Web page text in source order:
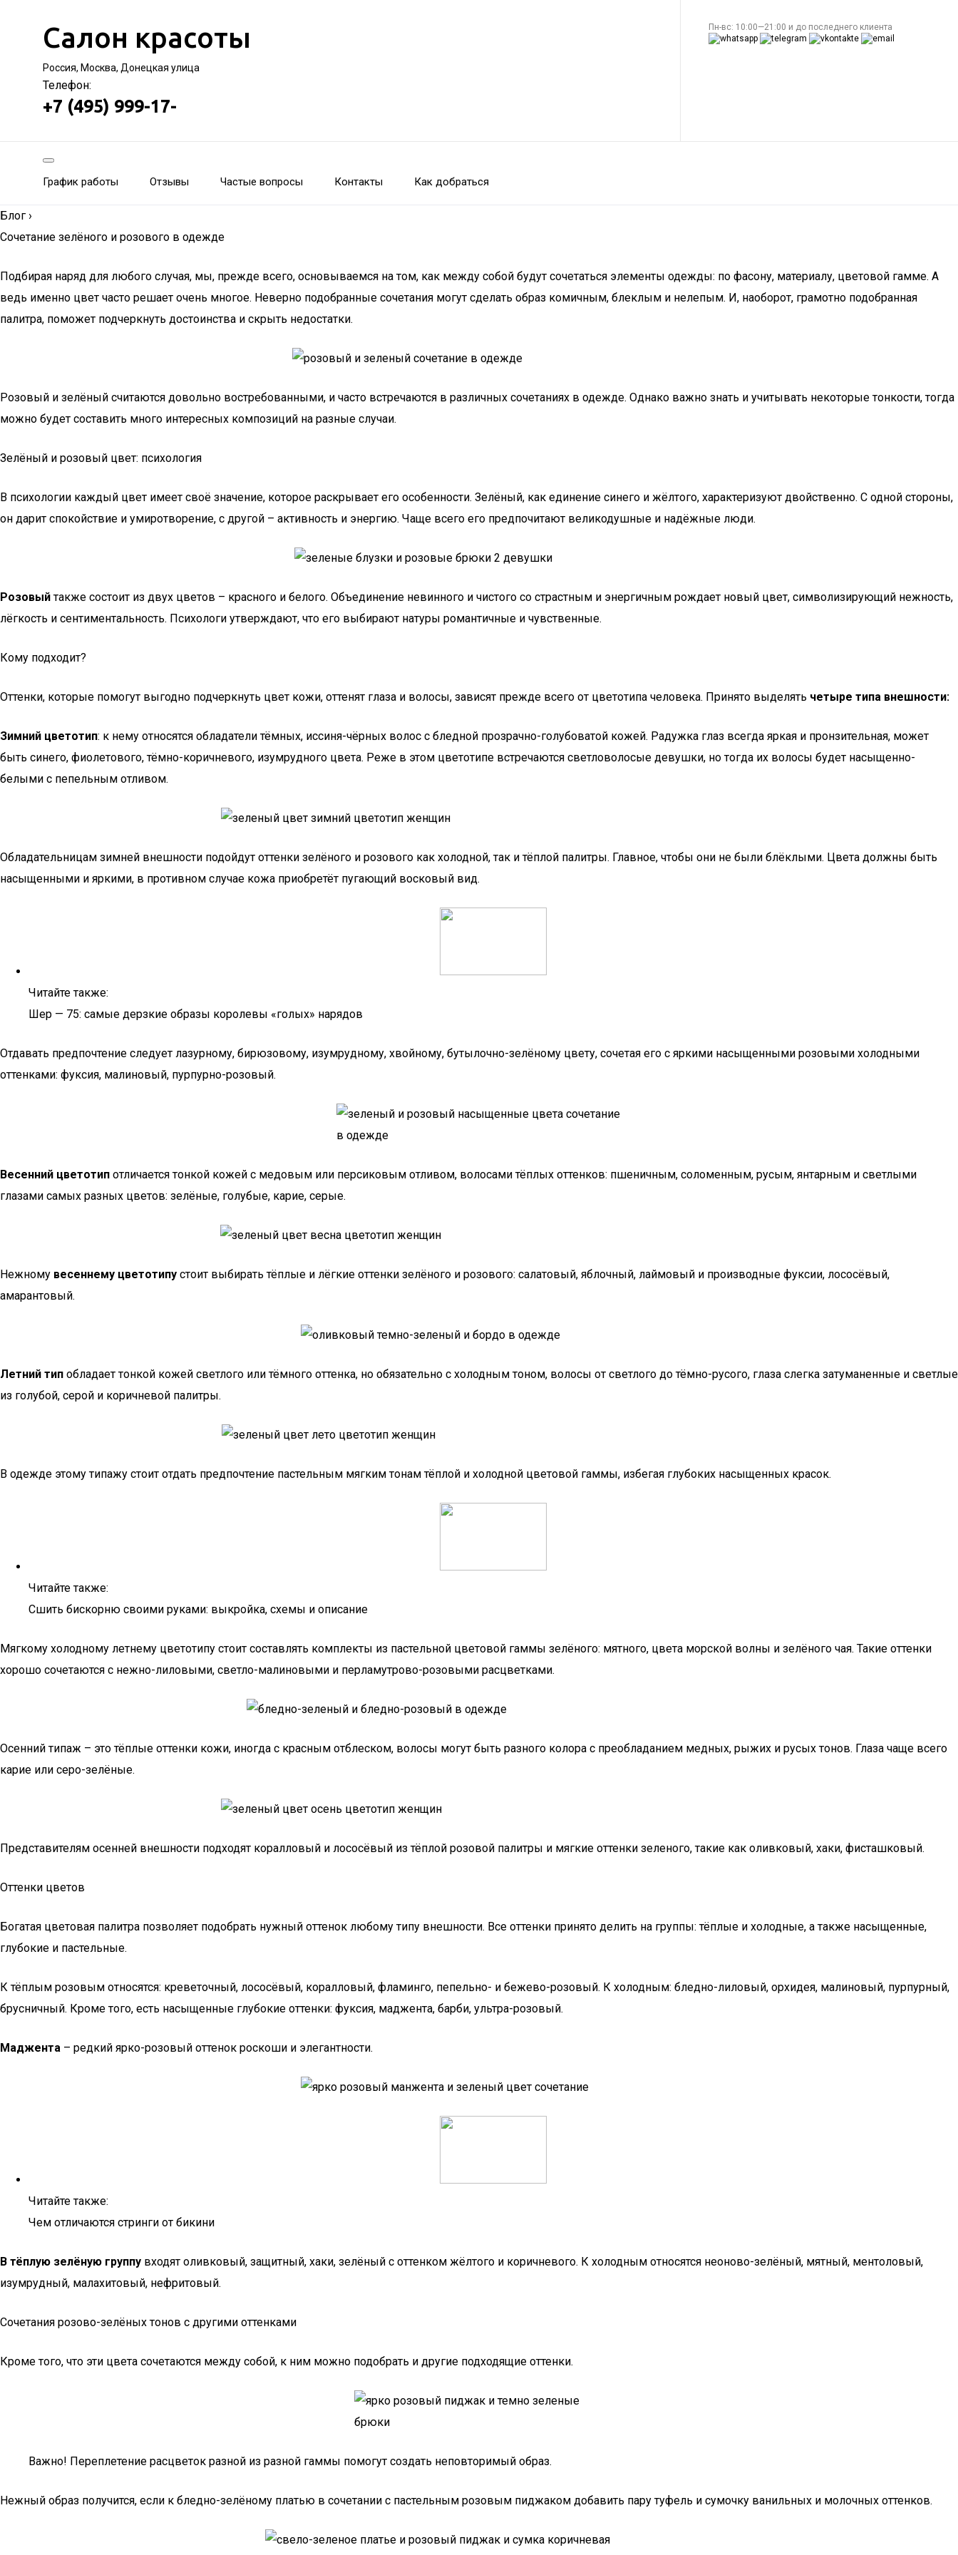
Салон красоты
Россия, Москва, Донецкая улица
Телефон:
+7 (495) 999-17-
Пн-вс: 10:00—21:00 и до последнего клиента
График работы Отзывы Частые вопросы Контакты Как добраться
Блог ›
Сочетание зелёного и розового в одежде
Подбирая наряд для любого случая, мы, прежде всего, основываемся на том, как между собой будут сочетаться элементы одежды: по фасону, материалу, цветовой гамме. А
ведь именно цвет часто решает очень многое. Неверно подобранные сочетания могут сделать образ комичным, блеклым и нелепым. И, наоборот, грамотно подобранная
палитра, поможет подчеркнуть достоинства и скрыть недостатки.
Розовый и зелёный считаются довольно востребованными, и часто встречаются в различных сочетаниях в одежде. Однако важно знать и учитывать некоторые тонкости, тогда
можно будет составить много интересных композиций на разные случаи.
Зелёный и розовый цвет: психология
В психологии каждый цвет имеет своё значение, которое раскрывает его особенности. Зелёный, как единение синего и жёлтого, характеризуют двойственно. С одной стороны,
он дарит спокойствие и умиротворение, с другой – активность и энергию. Чаще всего его предпочитают великодушные и надёжные люди.
Розовыйтакже состоит из двух цветов – красного и белого. Объединение невинного и чистого со страстным и энергичным рождает новый цвет, символизирующий нежность,
лёгкость и сентиментальность. Психологи утверждают, что его выбирают натуры романтичные и чувственные.
Кому подходит?
Оттенки, которые помогут выгодно подчеркнуть цвет кожи, оттенят глаза и волосы, зависят прежде всего от цветотипа человека. Принято выделять четыре типа внешности:
Зимний цветотип: к нему относятся обладатели тёмных, иссиня-чёрных волос с бледной прозрачно-голубоватой кожей. Радужка глаз всегда яркая и пронзительная, может
быть синего, фиолетового, тёмно-коричневого, изумрудного цвета. Реже в этом цветотипе встречаются светловолосые девушки, но тогда их волосы будет насыщенно-
белыми с пепельным отливом.
Обладательницам зимней внешности подойдут оттенки зелёного и розового как холодной, так и тёплой палитры. Главное, чтобы они не были блёклыми. Цвета должны быть
насыщенными и яркими, в противном случае кожа приобретёт пугающий восковый вид.
Читайте также:
Шер — 75: самые дерзкие образы королевы «голых» нарядов
Отдавать предпочтение следует лазурному, бирюзовому, изумрудному, хвойному, бутылочно-зелёному цвету, сочетая его с яркими насыщенными розовыми холодными
оттенками: фуксия, малиновый, пурпурно-розовый.
Весенний цветотип отличается тонкой кожей с медовым или персиковым отливом, волосами тёплых оттенков: пшеничным, соломенным, русым, янтарным и светлыми
глазами самых разных цветов: зелёные, голубые, карие, серые.
Нежному весеннему цветотипу стоит выбирать тёплые и лёгкие оттенки зелёного и розового: салатовый, яблочный, лаймовый и производные фуксии, лососёвый,
амарантовый.
Летний тип обладает тонкой кожей светлого или тёмного оттенка, но обязательно с холодным тоном, волосы от светлого до тёмно-русого, глаза слегка затуманенные и светлые
из голубой, серой и коричневой палитры.
В одежде этому типажу стоит отдать предпочтение пастельным мягким тонам тёплой и холодной цветовой гаммы, избегая глубоких насыщенных красок.
Читайте также:
Сшить бискорню своими руками: выкройка, схемы и описание
Мягкому холодному летнему цветотипу стоит составлять комплекты из пастельной цветовой гаммы зелёного: мятного, цвета морской волны и зелёного чая. Такие оттенки
хорошо сочетаются с нежно-лиловыми, светло-малиновыми и перламутрово-розовыми расцветками.
Осенний типаж – это тёплые оттенки кожи, иногда с красным отблеском, волосы могут быть разного колора с преобладанием медных, рыжих и русых тонов. Глаза чаще всего
карие или серо-зелёные.
Представителям осенней внешности подходят коралловый и лососёвый из тёплой розовой палитры и мягкие оттенки зеленого, такие как оливковый, хаки, фисташковый.
Оттенки цветов
Богатая цветовая палитра позволяет подобрать нужный оттенок любому типу внешности. Все оттенки принято делить на группы: тёплые и холодные, а также насыщенные,
глубокие и пастельные.
К тёплым розовым относятся: креветочный, лососёвый, коралловый, фламинго, пепельно- и бежево-розовый. К холодным: бледно-лиловый, орхидея, малиновый, пурпурный,
брусничный. Кроме того, есть насыщенные глубокие оттенки: фуксия, маджента, барби, ультра-розовый.
Маджента – редкий ярко-розовый оттенок роскоши и элегантности.
Читайте также:
Чем отличаются стринги от бикини
В тёплую зелёную группу входят оливковый, защитный, хаки, зелёный с оттенком жёлтого и коричневого. К холодным относятся неоново-зелёный, мятный, ментоловый,
изумрудный, малахитовый, нефритовый.
Сочетания розово-зелёных тонов с другими оттенками
Кроме того, что эти цвета сочетаются между собой, к ним можно подобрать и другие подходящие оттенки.
Важно! Переплетение расцветок разной из разной гаммы помогут создать неповторимый образ.
Нежный образ получится, если к бледно-зелёному платью в сочетании с пастельным розовым пиджаком добавить пару туфель и сумочку ванильных и молочных оттенков.